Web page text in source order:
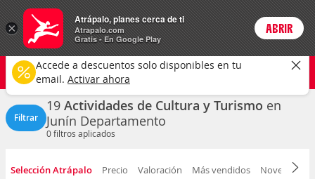
Actividades Login
Junín
Cultura y turismo Cualquier fecha
CAMBIAR
Filtrar
19 Actividades de Cultura y Turismo en
Junín Departamento
0filtros aplicados
Selección Atrápalo Precio Valoración Más vendidos Novedad
×
Atrápalo, planes cerca de ti
Atrapalo.com
Gratis - En Google Play
ABRIR
Accede a descuentos solo disponibles en tu
email. Activar ahora